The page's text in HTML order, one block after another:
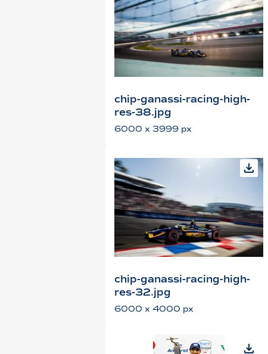
chip-ganassi-racing-high-
res-38.jpg
6000 x 3999 px
chip-ganassi-racing-high-
res-32.jpg
6000 x 4000 px